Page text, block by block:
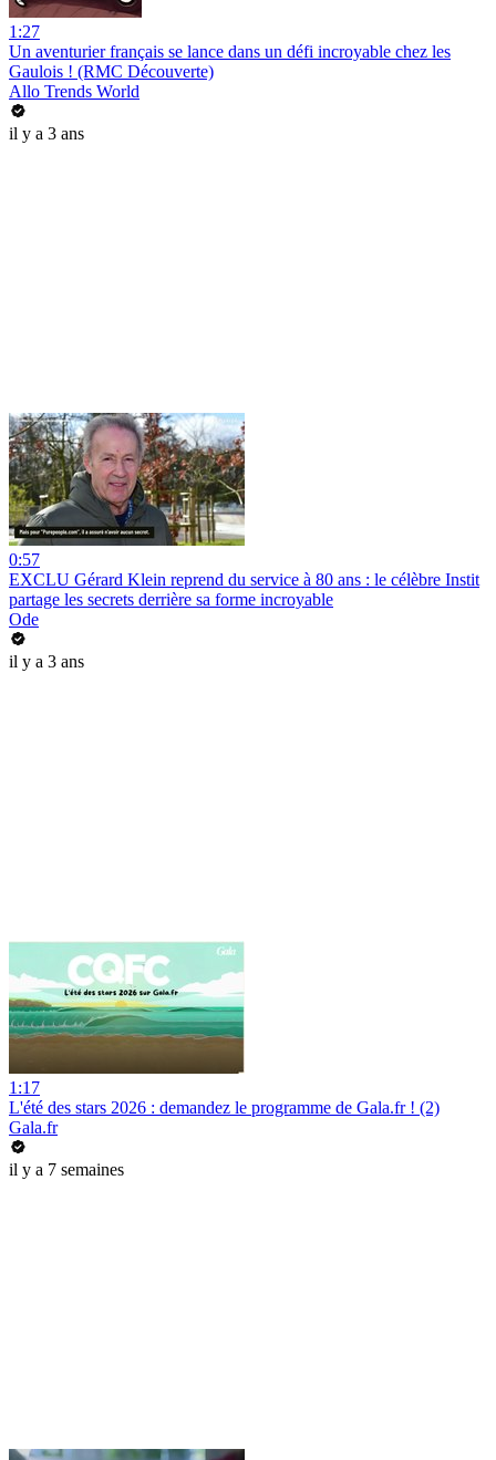
1:27
Un aventurier français se lance dans un défi incroyable chez les
Gaulois ! (RMC Découverte)
Allo Trends World
il y a 3 ans
0:57
EXCLU Gérard Klein reprend du service à 80 ans : le célèbre Instit
partage les secrets derrière sa forme incroyable
Ode
il y a 3 ans
1:17
L'été des stars 2026 : demandez le programme de Gala.fr ! (2)
Gala.fr
il y a 7 semaines